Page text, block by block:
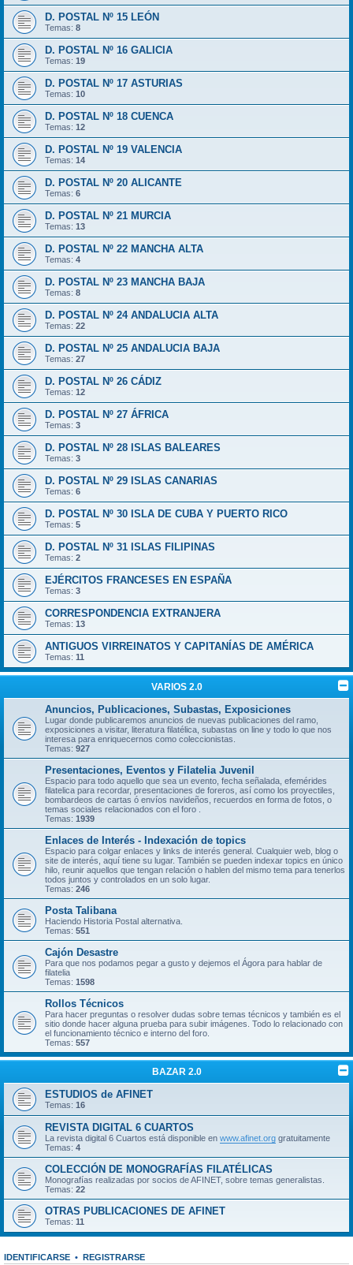
D. POSTAL Nº 15 LEÓN
Temas: 8
D. POSTAL Nº 16 GALICIA
Temas: 19
D. POSTAL Nº 17 ASTURIAS
Temas: 10
D. POSTAL Nº 18 CUENCA
Temas: 12
D. POSTAL Nº 19 VALENCIA
Temas: 14
D. POSTAL Nº 20 ALICANTE
Temas: 6
D. POSTAL Nº 21 MURCIA
Temas: 13
D. POSTAL Nº 22 MANCHA ALTA
Temas: 4
D. POSTAL Nº 23 MANCHA BAJA
Temas: 8
D. POSTAL Nº 24 ANDALUCIA ALTA
Temas: 22
D. POSTAL Nº 25 ANDALUCIA BAJA
Temas: 27
D. POSTAL Nº 26 CÁDIZ
Temas: 12
D. POSTAL Nº 27 ÁFRICA
Temas: 3
D. POSTAL Nº 28 ISLAS BALEARES
Temas: 3
D. POSTAL Nº 29 ISLAS CANARIAS
Temas: 6
D. POSTAL Nº 30 ISLA DE CUBA Y PUERTO RICO
Temas: 5
D. POSTAL Nº 31 ISLAS FILIPINAS
Temas: 2
EJÉRCITOS FRANCESES EN ESPAÑA
Temas: 3
CORRESPONDENCIA EXTRANJERA
Temas: 13
ANTIGUOS VIRREINATOS Y CAPITANÍAS DE AMÉRICA
Temas: 11
VARIOS 2.0
Anuncios, Publicaciones, Subastas, Exposiciones
Lugar donde publicaremos anuncios de nuevas publicaciones del ramo,
exposiciones a visitar, literatura filatélica, subastas on line y todo lo que nos
interesa para enriquecernos como coleccionistas.
Temas: 927
Presentaciones, Eventos y Filatelia Juvenil
Espacio para todo aquello que sea un evento, fecha señalada, efemérides
filatelica para recordar, presentaciones de foreros, así como los proyectiles,
bombardeos de cartas ó envíos navideños, recuerdos en forma de fotos, o
temas sociales relacionados con el foro .
Temas: 1939
Enlaces de Interés - Indexación de topics
Espacio para colgar enlaces y links de interés general. Cualquier web, blog o
site de interés, aquí tiene su lugar. También se pueden indexar topics en único
hilo, reunir aquellos que tengan relación o hablen del mismo tema para tenerlos
todos juntos y controlados en un solo lugar.
Temas: 246
Posta Talibana
Haciendo Historia Postal alternativa.
Temas: 551
Cajón Desastre
Para que nos podamos pegar a gusto y dejemos el Ágora para hablar de
filatelia
Temas: 1598
Rollos Técnicos
Para hacer preguntas o resolver dudas sobre temas técnicos y también es el
sitio donde hacer alguna prueba para subir imágenes. Todo lo relacionado con
el funcionamiento técnico e interno del foro.
Temas: 557
BAZAR 2.0
ESTUDIOS de AFINET
Temas: 16
REVISTA DIGITAL 6 CUARTOS
La revista digital 6 Cuartos está disponible en www.afinet.org gratuitamente
Temas: 4
COLECCIÓN DE MONOGRAFÍAS FILATÉLICAS
Monografías realizadas por socios de AFINET, sobre temas generalistas.
Temas: 22
OTRAS PUBLICACIONES DE AFINET
Temas: 11
IDENTIFICARSE • REGISTRARSE